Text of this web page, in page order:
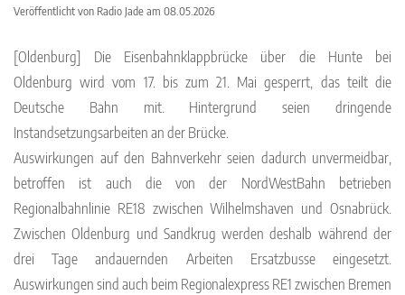
Veröffentlicht von Radio Jade am 08.05.2026
[Oldenburg] Die Eisenbahnklappbrücke über die Hunte bei
Oldenburg wird vom 17. bis zum 21. Mai gesperrt, das teilt die
Deutsche Bahn mit. Hintergrund seien dringende
Instandsetzungsarbeiten an der Brücke.
Auswirkungen auf den Bahnverkehr seien dadurch unvermeidbar,
betroffen ist auch die von der NordWestBahn betrieben
Regionalbahnlinie RE18 zwischen Wilhelmshaven und Osnabrück.
Zwischen Oldenburg und Sandkrug werden deshalb während der
drei Tage andauernden Arbeiten Ersatzbusse eingesetzt.
Auswirkungen sind auch beim Regionalexpress RE1 zwischen Bremen